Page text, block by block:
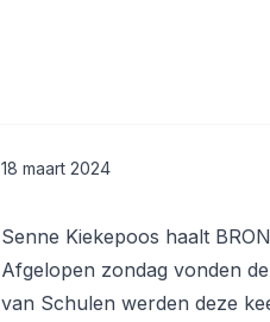
18 maart 2024
Senne Kiekepoos haalt
Afgelopen zondag vonden
van Schulen werden deze